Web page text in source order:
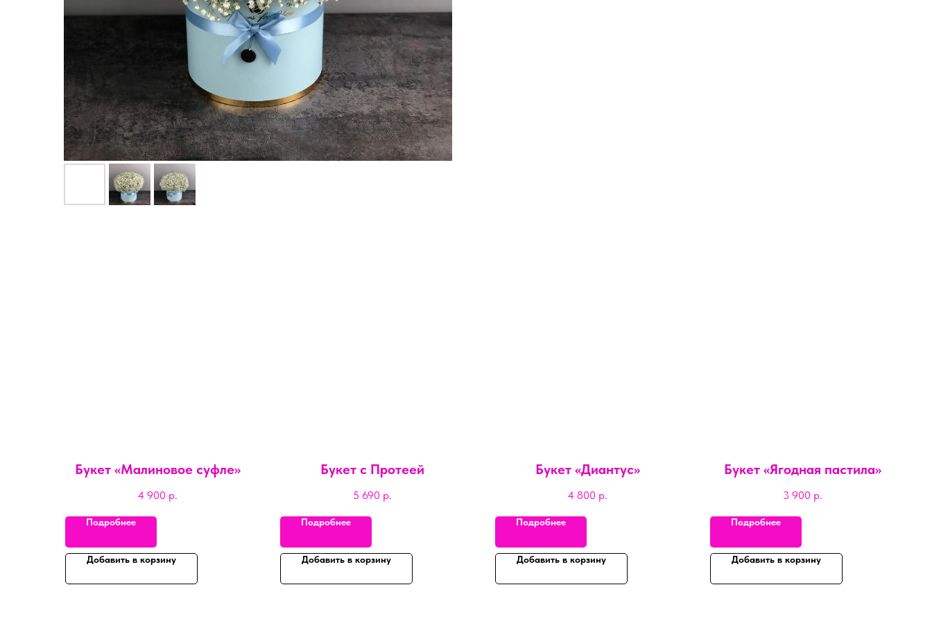
Букет «Малиновое суфле»
4 900 р.
Подробнее
Добавить в корзину
Букет с Протеей
5 690 р.
Подробнее
Добавить в корзину
Букет «Диантус»
4 800 р.
Подробнее
Добавить в корзину
Букет «Ягодная пастила»
3 900 р.
Подробнее
Добавить в корзину